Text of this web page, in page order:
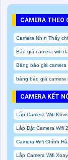
CAMERA THEO
Camera Nhìn Thấy
Báo giá camera wifi
Bảng báo giá camera
bảng báo giá camera
CAMERA KẾT
Lắp Camera Wifi
Lắp Đặt Camera Wifi
Camera Wifi Chính
Lắp Camera Wifi